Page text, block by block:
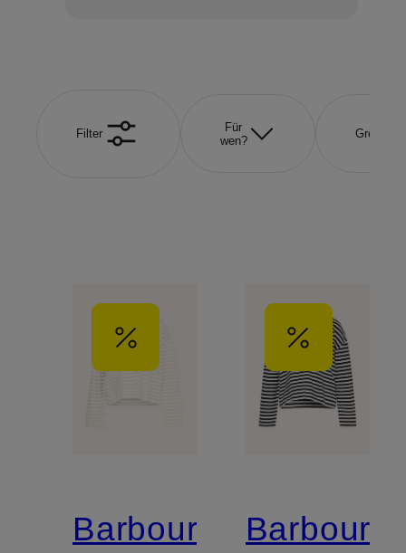
Filter
Für
wen?
Größe
Barbour
Barbour